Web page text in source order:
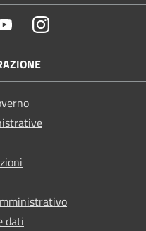
YoutubeInstagram
dati